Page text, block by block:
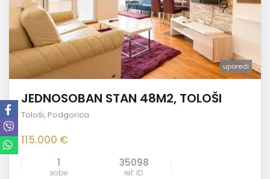
uporedi
JEDNOSOBAN STAN 48M2, TOLOŠI
Tološi, Podgorica
115.000 €
1
sobe
35098
ref. ID